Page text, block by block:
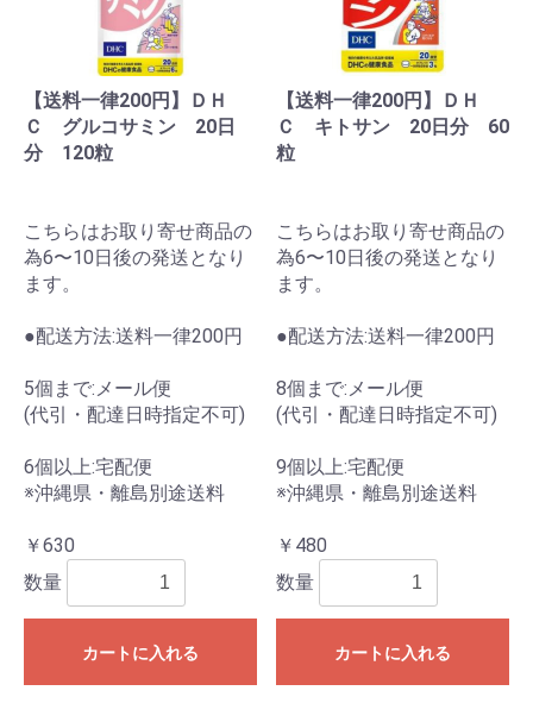
【送料一律200円】ＤＨ
Ｃ グルコサミン 20日
分 120粒
こちらはお取り寄せ商品の
為6〜10日後の発送となり
ます。
●配送方法:送料一律200円
5個まで:メール便
(代引・配達日時指定不可)
6個以上:宅配便
※沖縄県・離島別途送料
￥630
数量
カートに入れる
【送料一律200円】ＤＨ
Ｃ キトサン 20日分 60
粒
こちらはお取り寄せ商品の
為6〜10日後の発送となり
ます。
●配送方法:送料一律200円
8個まで:メール便
(代引・配達日時指定不可)
9個以上:宅配便
※沖縄県・離島別途送料
￥480
数量
カートに入れる